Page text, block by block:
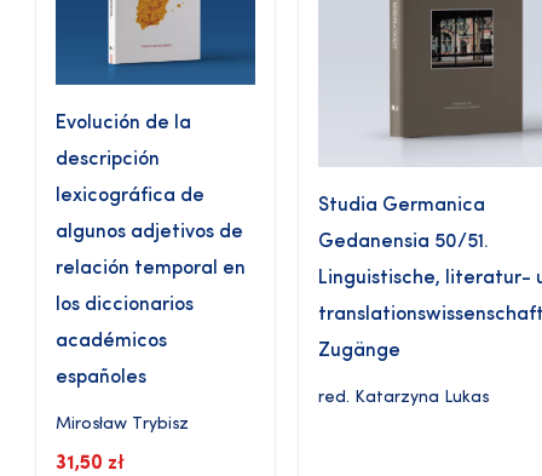
Evolución de la
descripción
lexicográfica de
algunos adjetivos de
relación temporal en
los diccionarios
académicos
españoles
Mirosław Trybisz
31,50 zł
Studia Germanica
Gedanensia 50/51.
Linguistische, literatur-
Zugänge
red. Katarzyna Lukas